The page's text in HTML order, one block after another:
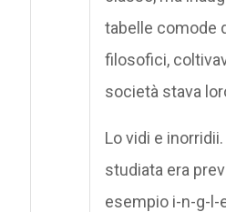
tabelle comode
filosofici,
società stava
Lo vidi e
studiata era
esempio i-n-g-l-